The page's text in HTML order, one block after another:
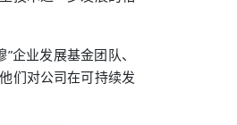
企业发展基金团队、
们对公司在可持续发